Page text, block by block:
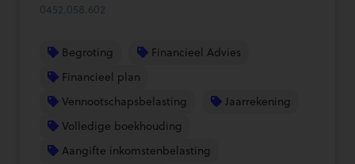
0452.058.602
Begroting
Financieel Advies
Financieel plan
Vennootschapsbelasting
Jaarrekening
Volledige boekhouding
Aangifte inkomstenbelasting